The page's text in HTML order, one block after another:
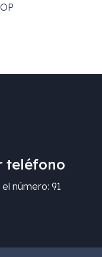
teléfono
número: 91